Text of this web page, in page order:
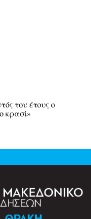
του έτους ο
κρασί»